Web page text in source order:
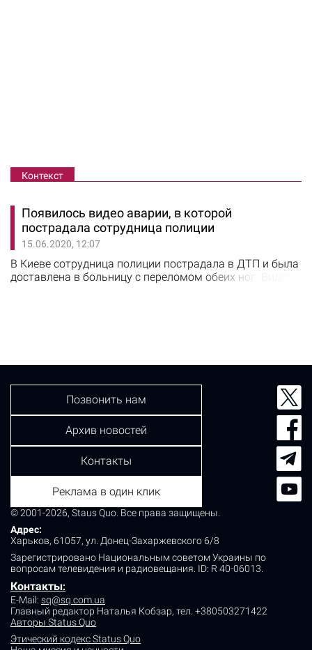
Контекст
Появилось видео аварии, в которой
пострадала сотрудница полиции
15.06.2020, 12:07
В Киеве сотрудница полиции пострадала в ДТП и была
доставлена в больницу с переломом обеих ног. Видео с
© 2001-2026, Staus Quo. Все права защищены.
Адрес:
Харьков, 61057, ул. Донец-Захаржевского 6/8
Зарегистрировано Национальным советом Украины по
вопросам телевидения и радиовещания. ID: R 40-06013.
Контакты:
E-Mail: sq@sq.com.ua
Главный редактор Наталья Кобзар, тел. +380503271422
Авторы Status Quo
Этический кодекс Status Quo
Позвонить нам
Архив новостей
Контакты
Реклама в один клик